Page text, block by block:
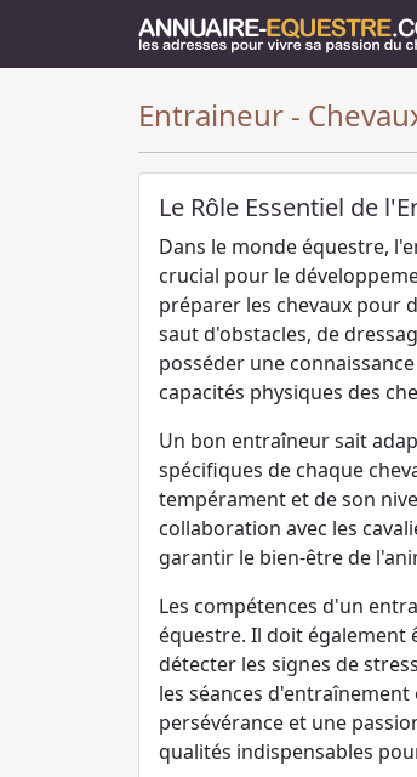
Entraineur -
Le Rôle Essentiel de
Dans le monde équestre,
crucial pour le
préparer les chevaux pour
saut d'obstacles, de
posséder une
capacités physiques des
Un bon entraîneur sait
spécifiques de chaque
tempérament et de son
collaboration avec les
garantir le bien-être de
Les compétences d'un
équestre. Il doit également
détecter les signes de
les séances d'entraînement
persévérance et une
qualités indispensables